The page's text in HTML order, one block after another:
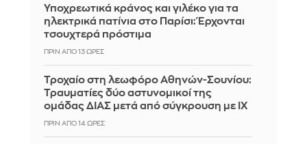
Υποχρεωτικά κράνος και γιλέκο για τα
ηλεκτρικά πατίνια στο Παρίσι: Έρχονται
τσουχτερά πρόστιμα
ΠΡΙΝ ΑΠΌ 13 ΏΡΕΣ
Τροχαίο στη λεωφόρο Αθηνών-Σουνίου:
Τραυματίες δύο αστυνομικοί της
ομάδας ΔΙΑΣ μετά από σύγκρουση με ΙΧ
ΠΡΙΝ ΑΠΌ 14 ΏΡΕΣ